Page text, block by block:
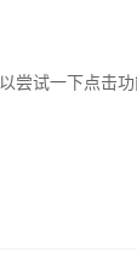
尝试一下点击